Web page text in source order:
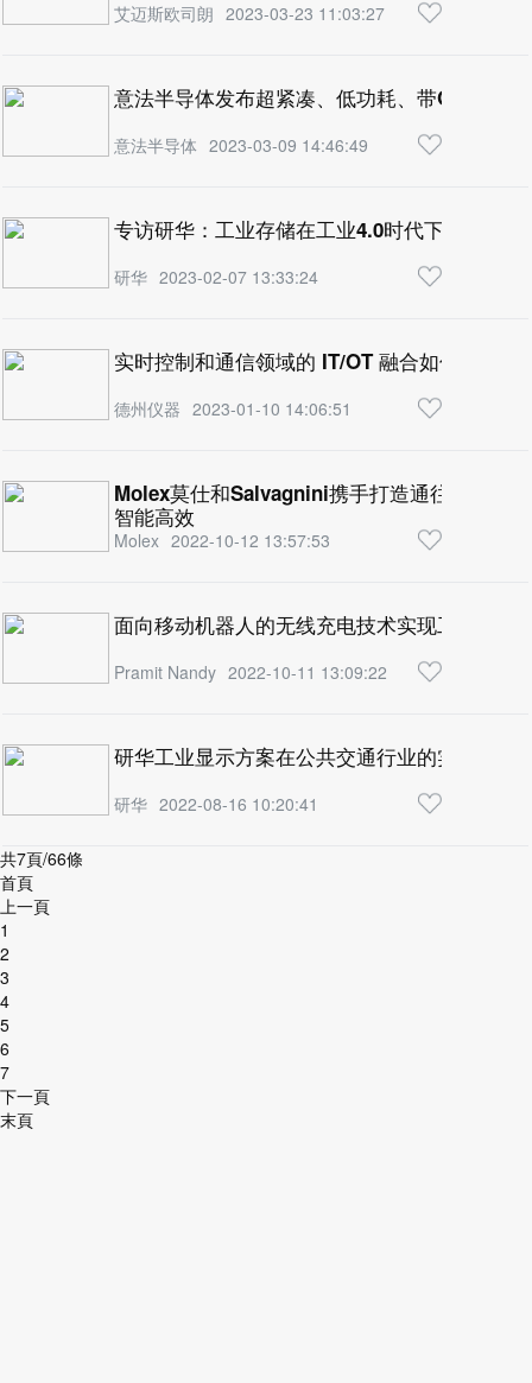
艾迈斯欧司朗 2023-03-23 11:03:27
意法半导体发布超紧凑、低功耗、带GNSS定
意法半导体 2023-03-09 14:46:49
专访研华：工业存储在工业4.0时代下的持续迭
研华 2023-02-07 13:33:24
实时控制和通信领域的 IT/OT 融合如何推动工
德州仪器 2023-01-10 14:06:51
Molex莫仕和Salvagnini携手打造通往工业4.0
智能高效
Molex 2022-10-12 13:57:53
面向移动机器人的无线充电技术实现工业4.0
Pramit Nandy 2022-10-11 13:09:22
研华工业显示方案在公共交通行业的实际应用
研华 2022-08-16 10:20:41
共7頁/66條
首頁
上一頁
1
2
3
4
5
6
7
下一頁
末頁